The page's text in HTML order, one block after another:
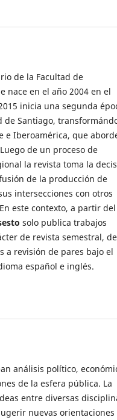
de la Facultad de
nace en el año 2004 en el
inicia una segunda
de Santiago,
e Iberoamérica, que
de un proceso de
la revista toma la
de la producción de
intersecciones con otros
este contexto, a partir del
solo publica trabajos
de revista semestral, de
a revisión de pares bajo el
español e inglés.
análisis político,
de la esfera pública. La
entre diversas
nuevas orientaciones